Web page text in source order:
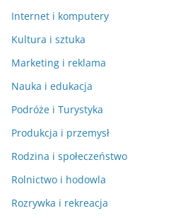
Internet i komputery
Kultura i sztuka
Marketing i reklama
Nauka i edukacja
Podróże i Turystyka
Produkcja i przemysł
Rodzina i społeczeństwo
Rolnictwo i hodowla
Rozrywka i rekreacja